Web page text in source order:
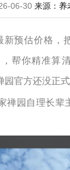
06-30 来源： 养
新预估价格，
帮你精准算
园官方还没正
禅园 自理长辈